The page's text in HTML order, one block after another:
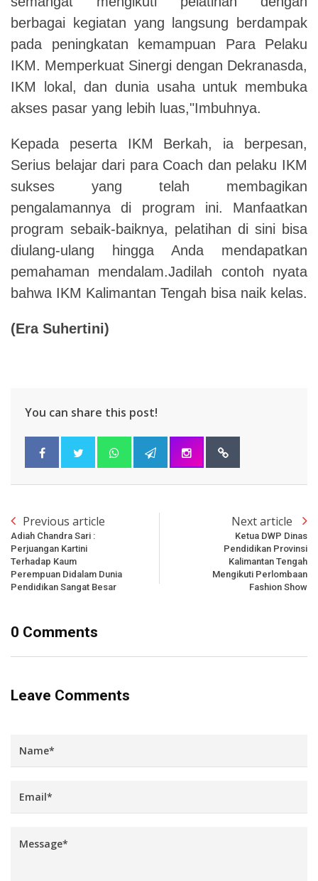
berbagai kegiatan yang langsung berdampak
pada peningkatan kemampuan Para Pelaku
IKM. Memperkuat Sinergi dengan Dekranasda,
IKM lokal, dan dunia usaha untuk membuka
akses pasar yang lebih luas,"Imbuhnya.
Kepada peserta IKM Berkah, ia berpesan,
Serius belajar dari para Coach dan pelaku IKM
sukses yang telah membagikan
pengalamannya di program ini. Manfaatkan
program sebaik-baiknya, pelatihan di sini bisa
diulang-ulang hingga Anda mendapatkan
pemahaman mendalam.Jadilah contoh nyata
bahwa IKM Kalimantan Tengah bisa naik kelas.
(Era Suhertini)
You can share this post!
Previous article
Adiah Chandra Sari :
Perjuangan Kartini
Terhadap Kaum
Perempuan Didalam Dunia
Pendidikan Sangat Besar
Next article
Ketua DWP Dinas
Pendidikan Provinsi
Kalimantan Tengah
Mengikuti Perlombaan
Fashion Show
0 Comments
Leave Comments